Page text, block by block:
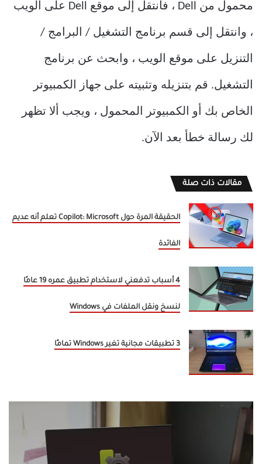
محمول من Dell ، فانتقل إلى موقع Dell على الويب
، وانتقل إلى قسم برنامج التشغيل / البرامج /
التنزيل على موقع الويب ، وابحث عن برنامج
التشغيل. قم بتنزيله وتثبيته على جهاز الكمبيوتر
الخاص بك أو الكمبيوتر المحمول ، ويجب ألا تظهر
لك رسالة خطأ بعد الآن.
مقالات ذات صلة
الحقيقة المرة حول Copilot: Microsoft تعلم أنه عديم
الفائدة
4 أسباب تدفعني لاستخدام تطبيق عمره 19 عامًا
لنسخ ونقل الملفات في Windows
3 تطبيقات مجانية تغير Windows تمامًا